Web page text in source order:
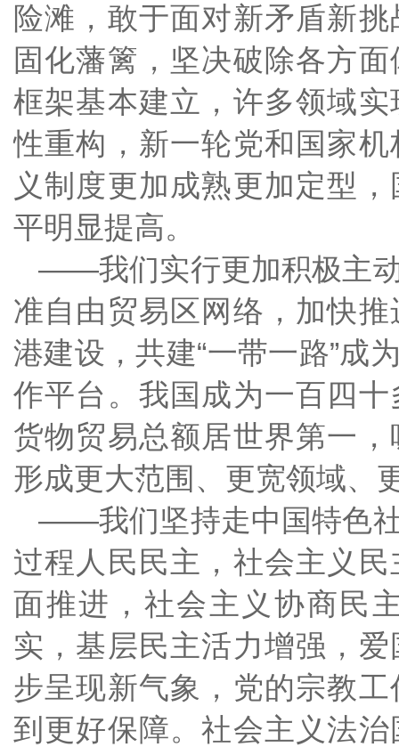
险滩，敢于面对新矛盾新
固化藩篱，坚决破除各方
框架基本建立，许多领域
性重构，新一轮党和国家
义制度更加成熟更加定型
平明显提高。
——我们实行更加积极主
准自由贸易区网络，加快
港建设，共建“一带一路”成
作平台。我国成为一百四
货物贸易总额居世界第一
形成更大范围、更宽领域、
——我们坚持走中国特色
过程人民民主，社会主义
面推进，社会主义协商民
实，基层民主活力增强，
步呈现新气象，党的宗教
到更好保障。社会主义法